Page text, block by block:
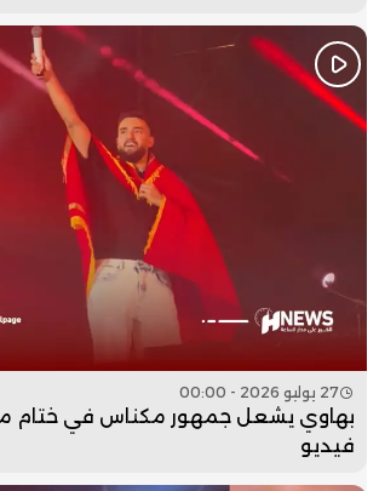
27 يوليو 2026 - 00:00
بهاوي يشعل جمهور مكناس في ختام
فيديو